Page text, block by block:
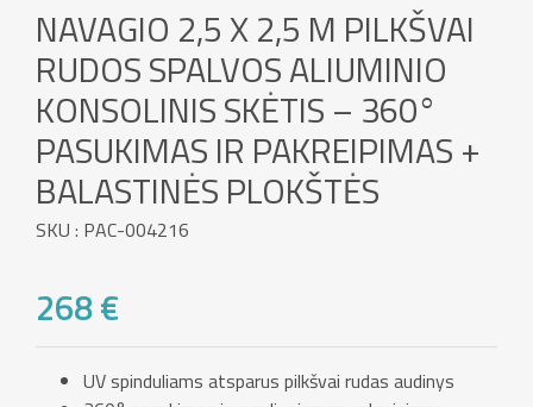
NAVAGIO 2,5 X 2,5 M PILKŠVAI
RUDOS SPALVOS ALIUMINIO
KONSOLINIS SKĖTIS – 360°
PASUKIMAS IR PAKREIPIMAS +
BALASTINĖS PLOKŠTĖS
SKU : PAC-004216
268 €
UV spinduliams atsparus pilkšvai rudas audinys